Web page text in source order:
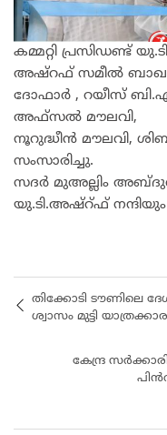
കമ്മറ്റി പ്രസിഡണ്ട്
അഷ്റഫ് സമീൽ
ദോഫാർ , റയീസ്
അഫ്സൽ മൗലവി,
നൂറുദ്ധീൻ മൗലവി,
സംസാരിച്ചു.
സദർ മുഅല്ലിം
യു.ടി.അഷ്റ്ഫ്
തിക്കോടി ടൗണിലെ
ശ്വാസം മുട്ടി
കേന്ദ്ര